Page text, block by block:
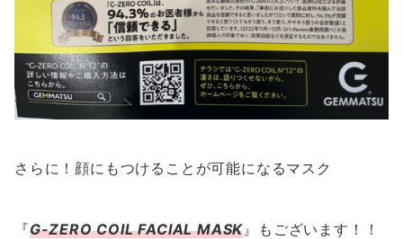
さらに！顔にもつけることが可能になるマスク
『G-ZERO COIL FACIAL MASK 』もございます！！